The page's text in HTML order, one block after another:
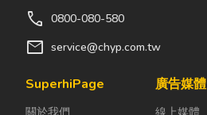
間，提高工程
效率。對許多
言，從農田整
以前不一樣
通變方便，生
call 0800-080-580
mail service@chyp.com.tw
SuperhiPage
關於我們
廣告媒體
線上媒體